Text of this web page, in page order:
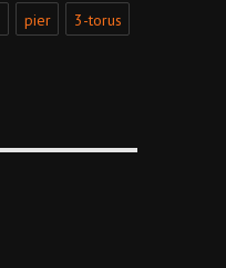
pier 3-torus